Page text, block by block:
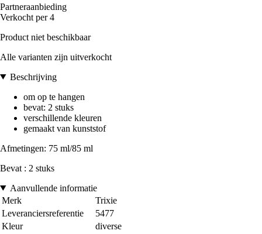
Partneraanbieding
Verkocht per 4
Product niet beschikbaar
Alle varianten zijn uitverkocht
Beschrijving
om op te hangen
bevat: 2 stuks
verschillende kleuren
gemaakt van kunststof
Afmetingen: 75 ml/85 ml
Bevat : 2 stuks
Aanvullende informatie
Merk
Trixie
Leveranciersreferentie
5477
Kleur
diverse